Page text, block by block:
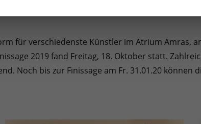
für verschiedenste Künstler im Atrium Amras,
2019 fand Freitag, 18. Oktober statt.
Noch bis zur Finissage am Fr. 31.01.20 können